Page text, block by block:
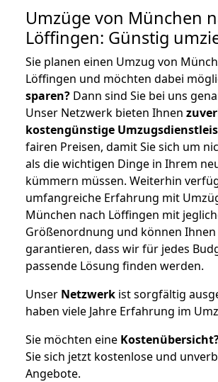
Umzüge von München
Löffingen: Günstig
Sie planen einen Umzug von
Löffingen und möchten dabei
sparen? Dann sind Sie bei uns
Unser Netzwerk bieten Ihnen
kostengünstige
fairen Preisen, damit Sie sich um
als die wichtigen Dinge in Ihrem
kümmern müssen. Weiterhin
umfangreiche Erfahrung mit
München nach Löffingen mit
Größenordnung und können
garantieren, dass wir für jedes
passende Lösung finden werden.
Unser Netzwerk ist sorgfältig
haben viele Jahre Erfahrung im
Sie möchten eine
Sie sich jetzt kostenlose und
Angebote.